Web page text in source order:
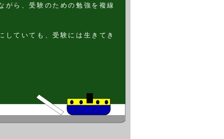
がら、受験のための勉強を複線
ていても、受験には生きてき